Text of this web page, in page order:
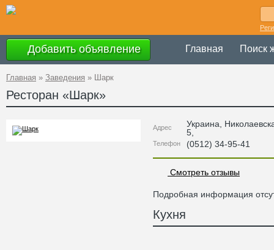
Добавить объявление Главная Поиск
Главная » Заведения » Шарк
Ресторан «Шарк»
Адрес Украина
5
Телефон (0512) 34-95-41
Смотреть отзывы
Подробная информация
Кухня